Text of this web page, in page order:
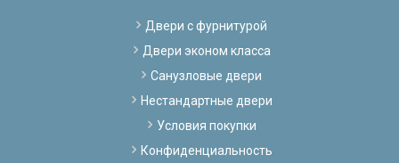
Двери с фурнитурой
Двери эконом класса
Санузловые двери
Нестандартные двери
Условия покупки
Конфиденциальность